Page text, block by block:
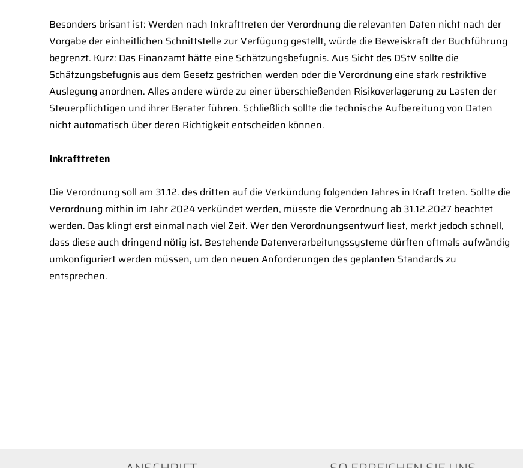
Besonders brisant ist: Werden nach Inkrafttreten der Verordnung die relevanten Daten nicht nach der
Vorgabe der einheitlichen Schnittstelle zur Verfügung gestellt, würde die Beweiskraft der Buchführung
begrenzt. Kurz: Das Finanzamt hätte eine Schätzungsbefugnis. Aus Sicht des DStV sollte die
Schätzungsbefugnis aus dem Gesetz gestrichen werden oder die Verordnung eine stark restriktive
Auslegung anordnen. Alles andere würde zu einer überschießenden Risikoverlagerung zu Lasten der
Steuerpflichtigen und ihrer Berater führen. Schließlich sollte die technische Aufbereitung von Daten
nicht automatisch über deren Richtigkeit entscheiden können.
Inkrafttreten
Die Verordnung soll am 31.12. des dritten auf die Verkündung folgenden Jahres in Kraft treten. Sollte die
Verordnung mithin im Jahr 2024 verkündet werden, müsste die Verordnung ab 31.12.2027 beachtet
werden. Das klingt erst einmal nach viel Zeit. Wer den Verordnungsentwurf liest, merkt jedoch schnell,
dass diese auch dringend nötig ist. Bestehende Datenverarbeitungssysteme dürften oftmals aufwändig
umkonfiguriert werden müssen, um den neuen Anforderungen des geplanten Standards zu
entsprechen.